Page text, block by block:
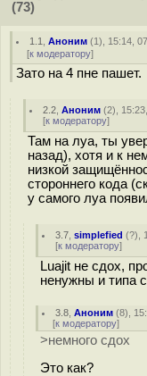
(73)
1.1 ,Аноним (1), 15:14,
[к модератору]
Зато на 4 пне пашет.
2.2 ,Аноним (2),
[к модератору]
Там на луа, ты
назад), хотя и к
низкой
стороннего кода
у самого луа
3.7 ,simplefied (?),
[к модератору]
Luajit не сдох,
ненужны и типа
3.8 ,Аноним (8),
[к модератору]
>немного сдох
Это как?